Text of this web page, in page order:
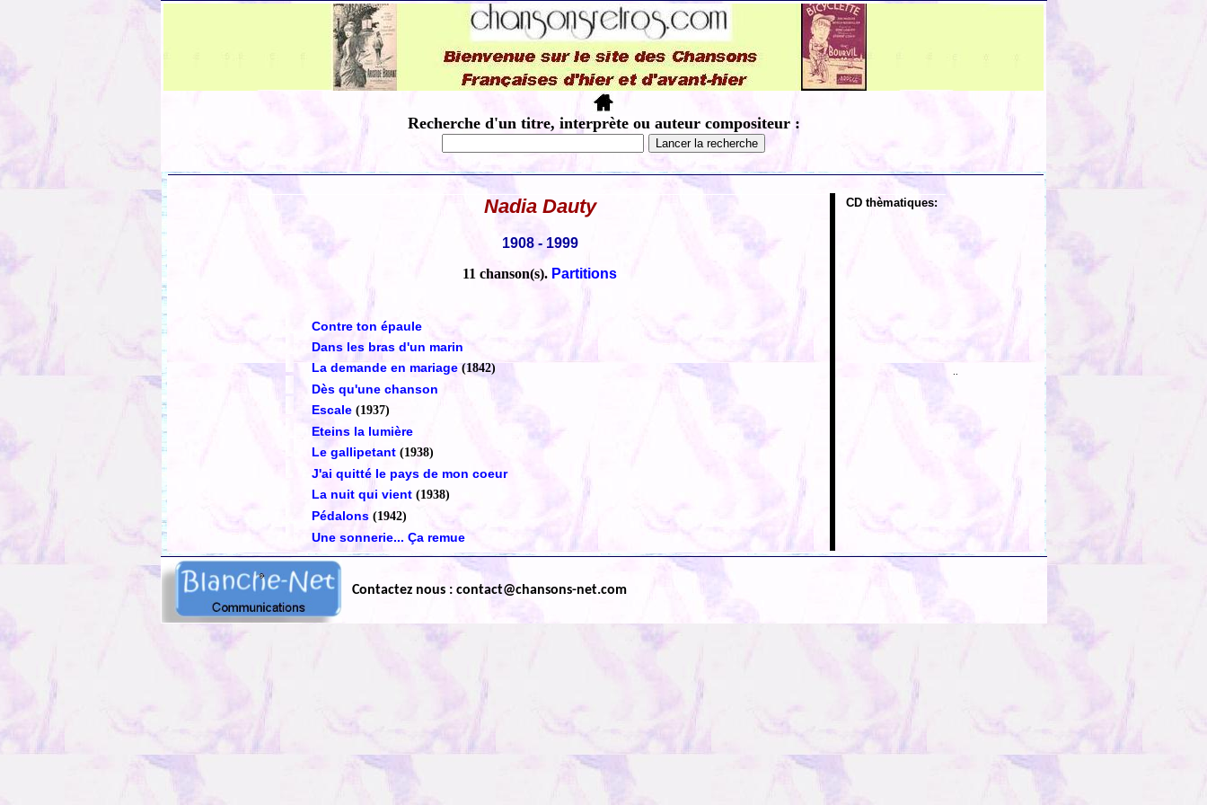
Recherche d'un titre, interprète ou auteur compositeur :
Nadia Dauty
1908 - 1999
11 chanson(s). Partitions
Contre ton épaule
Dans les bras d'un marin
La demande en mariage (1842)
Dès qu'une chanson
Escale (1937)
Eteins la lumière
Le gallipetant (1938)
J'ai quitté le pays de mon coeur
La nuit qui vient (1938)
Pédalons (1942)
Une sonnerie... Ça remue
CD thèmatiques:
Contactez nous : contact@chansons-net.com